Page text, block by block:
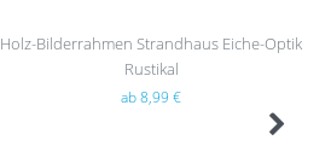
Holz-Bilderrahmen Strandhaus Eiche-Optik
Rustikal
ab 8,99 €